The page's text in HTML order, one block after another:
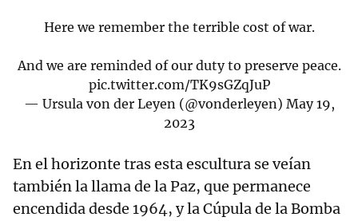
Here we remember the terrible cost of war.
And we are reminded of our duty to preserve peace.
pic.twitter.com/TK9sGZqJuP
— Ursula von der Leyen (@vonderleyen) May 19,
2023
En el horizonte tras esta escultura se veían
también la llama de la Paz, que permanece
encendida desde 1964, y la Cúpula de la Bomba